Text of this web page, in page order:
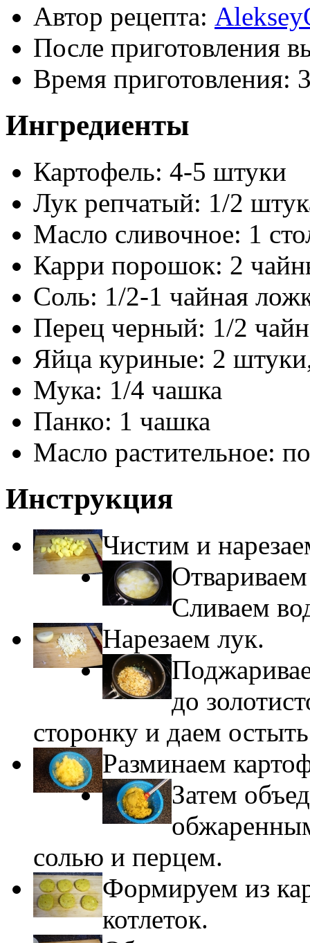
Автор рецепта:
После приготовления
Время приготовления:
Ингредиенты
Картофель: 4-5 штуки
Лук репчатый: 1/2
Масло сливочное: 1
Карри порошок: 2
Соль: 1/2-1 чайная
Перец черный: 1/2
Яйца куриные: 2
Мука: 1/4 чашка
Панко: 1 чашка
Масло растительное:
Инструкция
Чистим и
Сливаем
Нарезаем лук.
до
сторонку и даем
Разминаем
Затем
солью и перцем.
Формируем из
котлеток.